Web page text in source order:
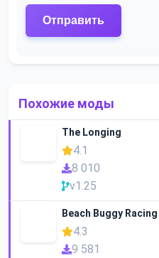
Похожие моды
The Longing
4.1
8 010
v1.25
Beach Buggy Racing
4.3
9 581